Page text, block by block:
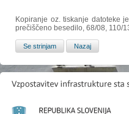
Kopiranje oz. tiskanje datoteke
prečiščeno besedilo, 68/08, 110/